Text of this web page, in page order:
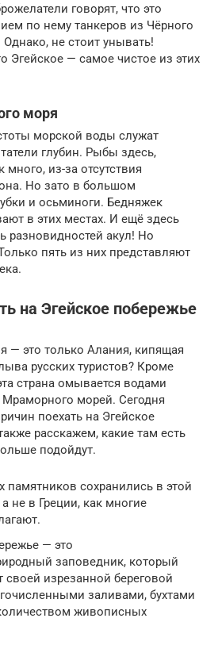
говорят, что это
по нему танкеров из Чёрного
не стоит унывать!
Эгейское — самое чистое из этих
моря
морской воды служат
глубин. Рыбы здесь,
много, из-за отсутствия
Но зато в большом
и осьминоги. Бедняжек
в этих местах. И ещё здесь
разновидностей акул! Но
пять из них представляют
на Эгейское побережье
— это только Алания, кипящая
русских туристов? Кроме
страна омывается водами
Мраморного морей. Сегодня
поехать на Эгейское
расскажем, какие там есть
подойдут.
памятников сохранились в этой
не в Греции, как многие
— это
заповедник, который
своей изрезанной береговой
заливами, бухтами
живописных